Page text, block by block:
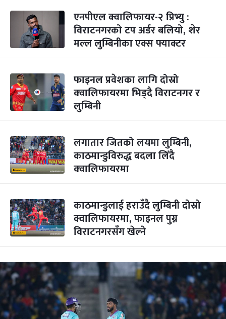
एनपीएल क्वालिफायर-२ प्रिभ्यु :
विराटनगरको टप अर्डर बलियो, शेर
मल्ल लुम्बिनीका एक्स फ्याक्टर
फाइनल प्रवेशका लागि दोस्रो
क्‍वालिफायरमा भिड्दै विराटनगर र
लुम्बिनी
लगातार जितको लयमा लुम्बिनी,
काठमान्डुविरुद्ध बदला लिँदै
क्‍वालिफायरमा
काठमान्डुलाई हराउँदै लुम्बिनी दोस्रो
क्वालिफायरमा, फाइनल पुग्न
विराटनगरसँग खेल्ने